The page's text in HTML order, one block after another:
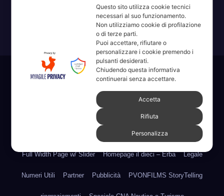
Sviluppato con orgoglio da WordPress|Tema: News Way di
Amministrative 2022 sdc Categorie Chi Siamo
Erba 2022 Fare, Vedere, Sentire
Full Width Page w/ Slider Homepage il dieci – Erba Legale
Numeri Utili Partner Pubblicità PVONFILMS StoryTelling
Questo sito utilizza cookie tecnici
necessari al suo funzionamento.
Non utilizziamo cookie di profilazione
o di terze parti.
Puoi accettare, rifiutare o
personalizzare i cookie premendo i
pulsanti desiderati.
Chiudendo questa informativa
continuerai senza accettare.
Accetta
Rifiuta
Personalizza